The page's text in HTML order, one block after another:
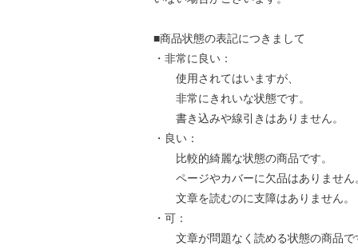
■商品状態の表記につきまして
・非常に良い：
使用されてはいますが、
非常にきれいな状態です。
書き込みや線引きはありません。
・良い：
比較的綺麗な状態の商品です。
ページやカバーに欠品はありません
文章を読むのに支障はありません。
・可：
文章が問題なく読める状態の商品で